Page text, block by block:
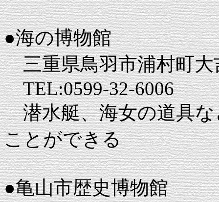
●海の博物館
三重県鳥羽市浦村町大
TEL:0599-32-6006
潜水艇、海女の道具な
ことができる
●亀山市歴史博物館